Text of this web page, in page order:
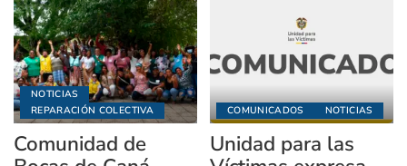
NOTICIAS
REPARACIÓN COLECTIVA
Comunidad de
COMUNICADOS NOTICIAS
Unidad para las